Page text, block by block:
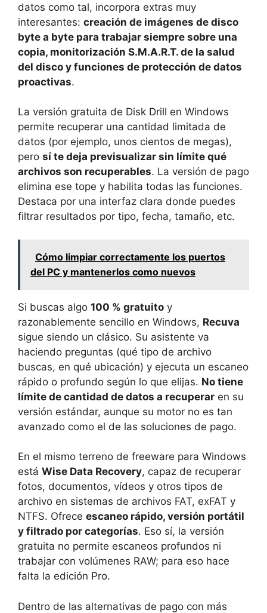
datos como tal, incorpora extras muy
interesantes: creación de imágenes de disco
byte a byte para trabajar siempre sobre una
copia, monitorización S.M.A.R.T. de la salud
del disco y funciones de protección de datos
proactivas.
La versión gratuita de Disk Drill en Windows
permite recuperar una cantidad limitada de
datos (por ejemplo, unos cientos de megas),
pero sí te deja previsualizar sin límite qué
archivos son recuperables. La versión de pago
elimina ese tope y habilita todas las funciones.
Destaca por una interfaz clara donde puedes
filtrar resultados por tipo, fecha, tamaño, etc.
Cómo limpiar correctamente los puertos
del PC y mantenerlos como nuevos
Si buscas algo 100 % gratuito y
razonablemente sencillo en Windows, Recuva
sigue siendo un clásico. Su asistente va
haciendo preguntas (qué tipo de archivo
buscas, en qué ubicación) y ejecuta un escaneo
rápido o profundo según lo que elijas. No tiene
límite de cantidad de datos a recuperar en su
versión estándar, aunque su motor no es tan
avanzado como el de las soluciones de pago.
En el mismo terreno de freeware para Windows
está Wise Data Recovery, capaz de recuperar
fotos, documentos, vídeos y otros tipos de
archivo en sistemas de archivos FAT, exFAT y
NTFS. Ofrece escaneo rápido, versión portátil
y filtrado por categorías. Eso sí, la versión
gratuita no permite escaneos profundos ni
trabajar con volúmenes RAW; para eso hace
falta la edición Pro.
Dentro de las alternativas de pago con más